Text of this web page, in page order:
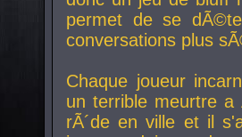
permet de se
conversations plus
Chaque joueur
un terrible meurtre
rÃ´de en ville et il